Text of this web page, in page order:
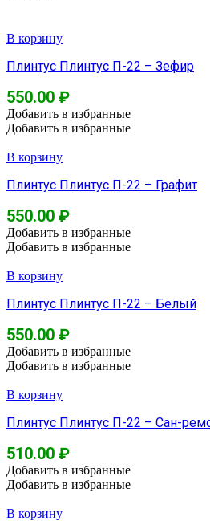
В корзину
Плинтус Плинтус П-22 – Зефир
550.00 ₽
Добавить в избранные
Добавить в избранные
В корзину
Плинтус Плинтус П-22 – Графит
550.00 ₽
Добавить в избранные
Добавить в избранные
В корзину
Плинтус Плинтус П-22 – Белый
550.00 ₽
Добавить в избранные
Добавить в избранные
В корзину
Плинтус Плинтус П-22 – Сан-
510.00 ₽
Добавить в избранные
Добавить в избранные
В корзину